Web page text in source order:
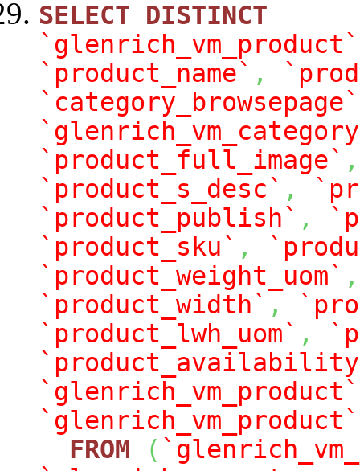
SELECT
DISTINCT
`glenrich_vm_product`
`product_name` ,
`category_browsepage`
`product_full_image` ,
`product_s_desc` ,
`product_publish` ,
`product_sku` ,
`product_weight_uom` ,
`product_width` ,
`product_lwh_uom` ,
`glenrich_vm_product`
`glenrich_vm_product`
FROM
(